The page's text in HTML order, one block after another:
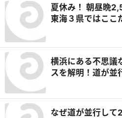
夏休み！ 朝昼晩
東海３県ではここ
ん×吉野家 安城横
強コラボで可能
目！ 『PS純金（
横浜にある不思議
スを解明！道が並
なぜ道が並行して